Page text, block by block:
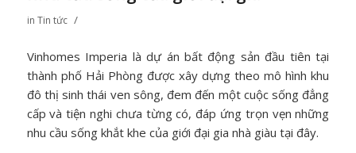
in Tin tức /
Vinhomes Imperia là dự án bất động sản đầu tiên tại
thành phố Hải Phòng được xây dựng theo mô hình khu
đô thị sinh thái ven sông, đem đến một cuộc sống đẳng
cấp và tiện nghi chưa từng có, đáp ứng trọn vẹn những
nhu cầu sống khắt khe của giới đại gia nhà giàu tại đây.